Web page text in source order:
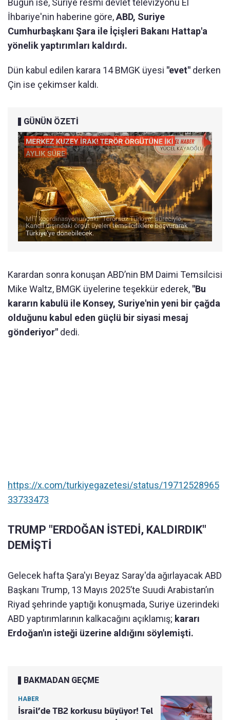
Bugün ise, Suriye resmi devlet televizyonu El
İhbariye'nin haberine göre,ABD, Suriye
Cumhurbaşkanı Şara ile İçişleri Bakanı Hattap'a
yönelik yaptırımları kaldırdı.
Dün kabul edilen karara 14 BMGK üyesi "evet" derken
Çin ise çekimser kaldı.
GÜNÜN ÖZETİ
Karardan sonra konuşan ABD’nin BM Daimi Temsilcisi
Mike Waltz, BMGK üyelerine teşekkür ederek, "Bu
kararın kabulü ile Konsey, Suriye'nin yeni bir çağda
olduğunu kabul eden güçlü bir siyasi mesaj
gönderiyor" dedi.
https://x.com/turkiyegazetesi/status/19712528965
33733473
TRUMP "ERDOĞAN İSTEDİ, KALDIRDIK"
DEMİŞTİ
Gelecek hafta Şara'yı Beyaz Saray'da ağırlayacak ABD
Başkanı Trump, 13 Mayıs 2025’te Suudi Arabistan’ın
Riyad şehrinde yaptığı konuşmada, Suriye üzerindeki
ABD yaptırımlarının kalkacağını açıklamış; kararı
Erdoğan'ın isteği üzerine aldığını söylemişti.
BAKMADAN GEÇME
HABER
İsrail’de TB2 korkusu büyüyor! Tel